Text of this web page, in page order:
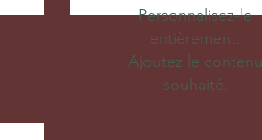
Personnalisez-le
entièrement.
Ajoutez le contenu
souhaité.